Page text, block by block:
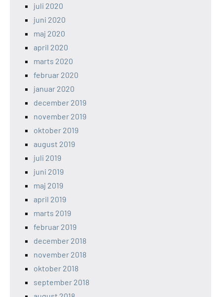
juli 2020
juni 2020
maj 2020
april 2020
marts 2020
februar 2020
januar 2020
december 2019
november 2019
oktober 2019
august 2019
juli 2019
juni 2019
maj 2019
april 2019
marts 2019
februar 2019
december 2018
november 2018
oktober 2018
september 2018